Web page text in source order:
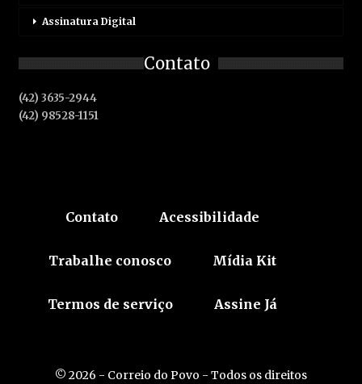
Assinatura Digital
Contato
(42) 3635-2944
(42) 98528-1151
Contato Acessibilidade
Trabalhe conosco Mídia Kit
Termos de serviço Assine Já
© 2026 - Correio do Povo - Todos os direitos